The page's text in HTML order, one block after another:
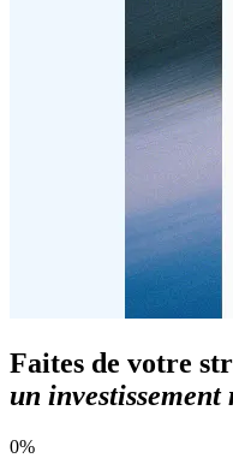
Faites de votre
un investissement
0%